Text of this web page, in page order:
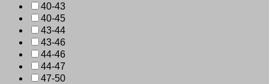
40-43
40-45
43-44
43-46
44-46
44-47
47-50